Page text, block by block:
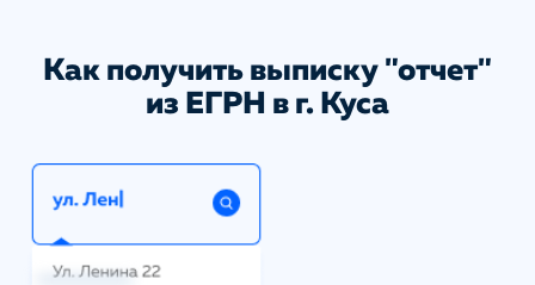
Как получить выписку "отчет"
из ЕГРН в г. Куса